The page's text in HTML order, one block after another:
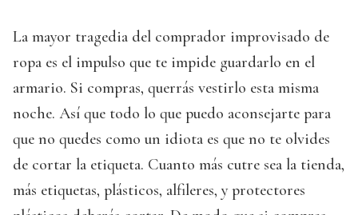
La mayor tragedia del comprador improvisado de
ropa es el impulso que te impide guardarlo en el
armario. Si compras, querrás vestirlo esta misma
noche. Así que todo lo que puedo aconsejarte para
que no quedes como un idiota es que no te olvides
de cortar la etiqueta. Cuanto más cutre sea la tienda,
más etiquetas, plásticos, alfileres, y protectores